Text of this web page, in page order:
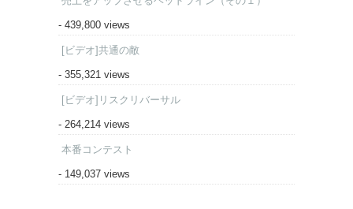
- 439,800 views
[ビデオ]共通の敵
- 355,321 views
[ビデオ]リスクリバーサル
- 264,214 views
本番コンテスト
- 149,037 views